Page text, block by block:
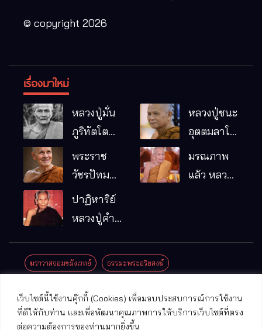
เว็บไซต์นี้ใช้งานคุ๊กกี้ (Cookies) เพื่อมอบประสบการณ์การใช้งาน
ที่ดีให้กับท่าน และเพื่อพัฒนาคุณภาพการให้บริการเว็บไซต์ที่ตรง
ต่อความต้องการของท่านมากยิ่งขึ้น
© copyright 2026
เรื่องมาใหม่
หลวงปู่มั่น
ภูริทัตโต
พระอริยเจ้า
ผู้เป็นบิดา
รมฐาน
หลวงปู่ชนะ
อุตตมลาโภ
หมากอื๋อ
พระราช
วัชรปัทม
คุณ (หลวง
ปู่บัวเกตุ
แล้ว วัดป่า
อ.แม่ริม
จ.เชียงใหม่
มรณภาพ
แล้ว หลวง
ปาฏิหาริย์
หลวงปู่คำ
มณี
ฆราวาสจอมขมังเวทย์ ธรรมะพระอริยสงฆ์
ปาฏิหาริย์พระเครื่อง